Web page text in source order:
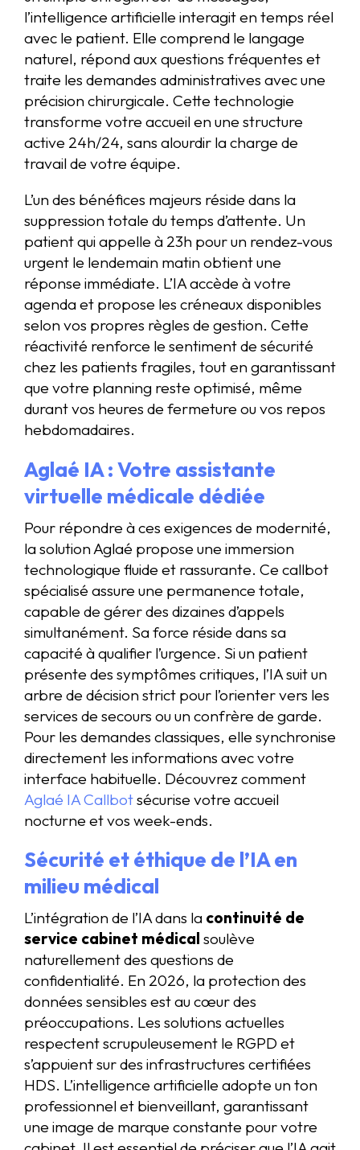
l’intelligence artificielle interagit en temps réel
avec le patient. Elle comprend le langage
naturel, répond aux questions fréquentes et
traite les demandes administratives avec une
précision chirurgicale. Cette technologie
transforme votre accueil en une structure
active 24h/24, sans alourdir la charge de
travail de votre équipe.
L’un des bénéfices majeurs réside dans la
suppression totale du temps d’attente. Un
patient qui appelle à 23h pour un rendez-vous
urgent le lendemain matin obtient une
réponse immédiate. L’IA accède à votre
agenda et propose les créneaux disponibles
selon vos propres règles de gestion. Cette
réactivité renforce le sentiment de sécurité
chez les patients fragiles, tout en garantissant
que votre planning reste optimisé, même
durant vos heures de fermeture ou vos repos
hebdomadaires.
Aglaé IA : Votre assistante
virtuelle médicale dédiée
Pour répondre à ces exigences de modernité,
la solution Aglaé propose une immersion
technologique fluide et rassurante. Ce callbot
spécialisé assure une permanence totale,
capable de gérer des dizaines d’appels
simultanément. Sa force réside dans sa
capacité à qualifier l’urgence. Si un patient
présente des symptômes critiques, l’IA suit un
arbre de décision strict pour l’orienter vers les
services de secours ou un confrère de garde.
Pour les demandes classiques, elle synchronise
directement les informations avec votre
interface habituelle. Découvrez comment
Aglaé IA Callbotsécurise votre accueil
nocturne et vos week-ends.
Sécurité et éthique de l’IA en
milieu médical
L’intégration de l’IA dans la continuité de
service cabinet médical soulève
naturellement des questions de
confidentialité. En 2026, la protection des
données sensibles est au cœur des
préoccupations. Les solutions actuelles
respectent scrupuleusement le RGPD et
s’appuient sur des infrastructures certifiées
HDS. L’intelligence artificielle adopte un ton
professionnel et bienveillant, garantissant
une image de marque constante pour votre